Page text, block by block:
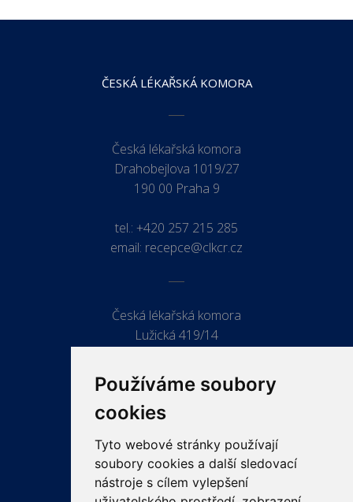
Používáme soubory
cookies
Tyto webové stránky používají
soubory cookies a další sledovací
nástroje s cílem vylepšení
ČESKÁ LÉKAŘSKÁ KOMORA
Česká lékařská komora
Drahobejlova 1019/27
190 00 Praha 9
tel.: +420 257 215 285
email: recepce@clkcr.cz
Česká lékařská komora
Lužická 419/14
ODKAZY
PRO LÉKAŘE